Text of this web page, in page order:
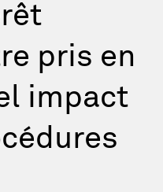
pris en
impact